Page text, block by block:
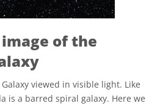
of the
viewed in visible light. Like
is a barred spiral galaxy. Here we